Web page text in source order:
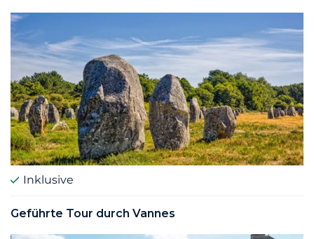
Inklusive
Geführte Tour durch Vannes